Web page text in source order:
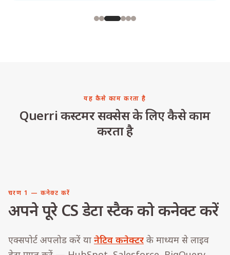
यह कैसे काम करता है
Querri कस्टमर सक्सेस के लिए कैसे काम
करता है
चरण 1 — कनेक्ट करें
अपने पूरे CS डेटा स्टैक को कनेक्ट करें
एक्सपोर्ट अपलोड करें या नेटिव कनेक्टर के माध्यम से लाइव